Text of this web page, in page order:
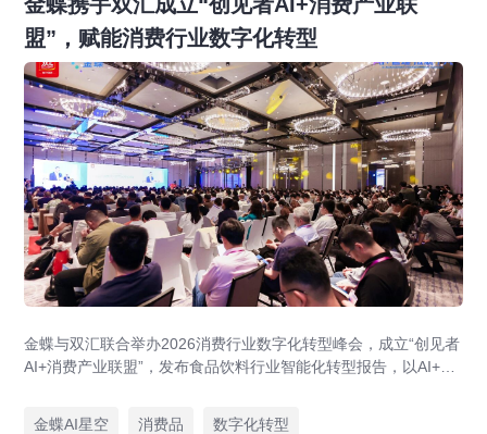
盟”，赋能消费行业数字化转型
金蝶与双汇联合举办2026消费行业数字化转型峰会，成立“创见者
AI+消费产业联盟”，发布食品饮料行业智能化转型报告，以AI+管
金蝶AI星空
消费品 数字化转型